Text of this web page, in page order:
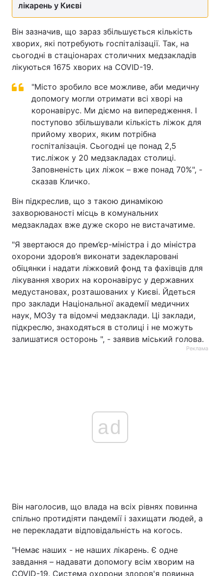
лікарень у Києві
Він зазначив, що зараз збільшується кількість
хворих, які потребують госпіталізації. Так, на
сьогодні в стаціонарах столичних медзакладів
лікуються 1675 хворих на COVID-19.
"Місто зробило все можливе, аби медичну
допомогу могли отримати всі хворі на
коронавірус. Ми діємо на випередження. І
поступово збільшували кількість ліжок для
прийому хворих, яким потрібна
госпіталізація. Сьогодні це понад 2,5
тис.ліжок у 20 медзакладах столиці.
Заповненість цих ліжок – вже понад 70%", -
сказав Кличко.
Він підкреслив, що з такою динамікою
захворюваності місць в комунальних
медзакладах вже дуже скоро не вистачатиме.
"Я звертаюся до прем’єр-міністра і до міністра
охорони здоров’я виконати задекларовані
обіцянки і надати ліжковий фонд та фахівців для
лікування хворих на коронавірус у державних
медустановах, розташованих у Києві. Йдеться
про заклади Національної академії медичних
наук, МОЗу та відомчі медзаклади. Ці заклади,
підкреслю, знаходяться в столиці і не можуть
залишатися осторонь ", - заявив міський голова.
Реклама
ad
Він наголосив, що влада на всіх рівнях повинна
спільно протидіяти пандемії і захищати людей, а
не перекладати відповідальність на когось.
"Немає наших - не наших лікарень. Є одне
завдання – надавати допомогу всім хворим на
COVID-19. Система охорони здоров'я повинна